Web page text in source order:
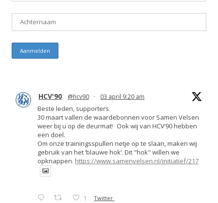
HCV'90 @hcv90 · 03 april 9:20 am
Beste leden, supporters
30 maart vallen de waardebonnen voor Samen Velsen
weer bij u op de deurmat! Ook wij van HCV’90 hebben
een doel.
Om onze trainingsspullen netje op te slaan, maken wij
gebruik van het ‘blauwe hok’. Dit "hok" willen we
opknappen. https://www.samenvelsen.nl/initiatief/217
1 Twitter